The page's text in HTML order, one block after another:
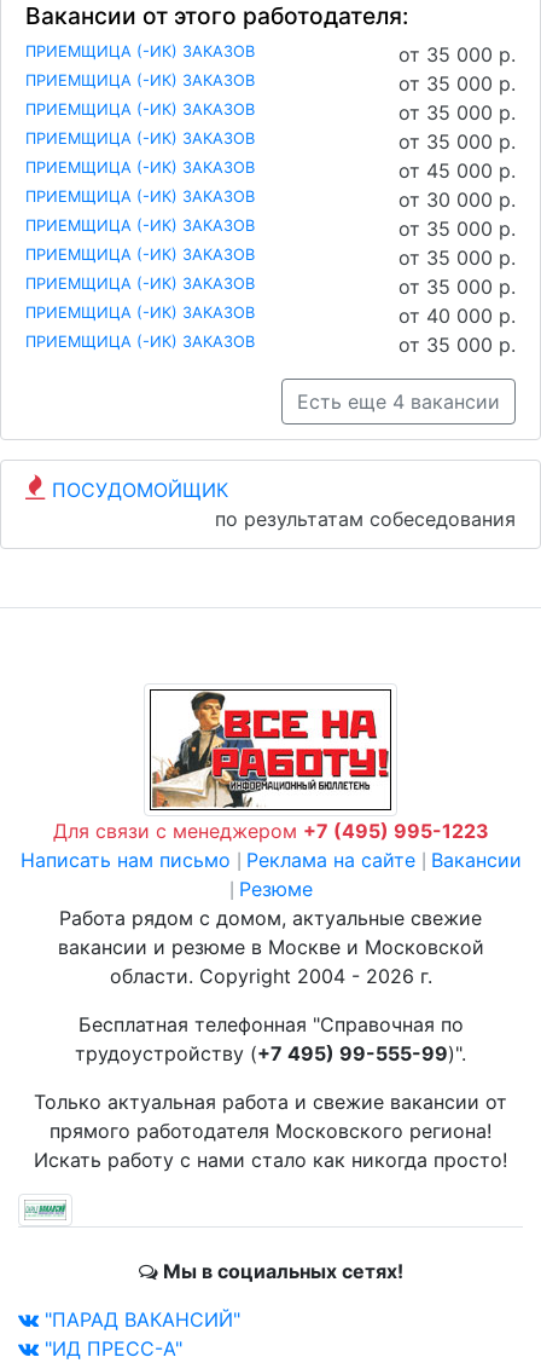
Вакансии от этого работодателя:
ПРИЕМЩИЦА (-ИК) ЗАКАЗОВ от 35 000 р.
ПРИЕМЩИЦА (-ИК) ЗАКАЗОВ от 35 000 р.
ПРИЕМЩИЦА (-ИК) ЗАКАЗОВ от 35 000 р.
ПРИЕМЩИЦА (-ИК) ЗАКАЗОВ от 35 000 р.
ПРИЕМЩИЦА (-ИК) ЗАКАЗОВ от 45 000 р.
ПРИЕМЩИЦА (-ИК) ЗАКАЗОВ от 30 000 р.
ПРИЕМЩИЦА (-ИК) ЗАКАЗОВ от 35 000 р.
ПРИЕМЩИЦА (-ИК) ЗАКАЗОВ от 35 000 р.
ПРИЕМЩИЦА (-ИК) ЗАКАЗОВ от 35 000 р.
ПРИЕМЩИЦА (-ИК) ЗАКАЗОВ от 40 000 р.
ПРИЕМЩИЦА (-ИК) ЗАКАЗОВ от 35 000 р.
Есть еще 4 вакансии
ПОСУДОМОЙЩИК
по результатам собеседования
Для связи с менеджером +7 (495) 995-1223
Написать нам письмо
Реклама на сайте Вакансии
Резюме
Работа рядом с домом, актуальные свежие
вакансии и резюме в Москве и Московской
области. Copyright 2004 - 2026 г.
Бесплатная телефонная "Справочная по
трудоустройству (+7 495) 99-555-99)".
Только актуальная работа и свежие вакансии от
прямого работодателя Московского региона!
Искать работу с нами стало как никогда просто!
Мы в социальных сетях!
"ПАРАД ВАКАНСИЙ"
"ИД ПРЕСС-А"